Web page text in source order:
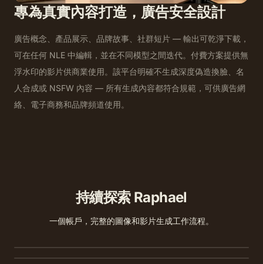
專為真實內容打造，廣告安全設計
廣告概念、產品展示、品牌故事、社群短片 — 輸出可乾淨下載，
可在任何 NLE 中編輯，並在不同模型之間迭代。付費方案提供無
浮水印的影片供商業使用。該平台明確不生成深度偽造換臉、名
人合成或 NSFW 內容 — 所有生成內容都符合規範，可供廣告網
絡、電子商務和品牌頻道使用。
持續探索 Raphael
一個帳戶，完整的圖像和影片生成工作流程。
圖像轉影片
文字轉圖像